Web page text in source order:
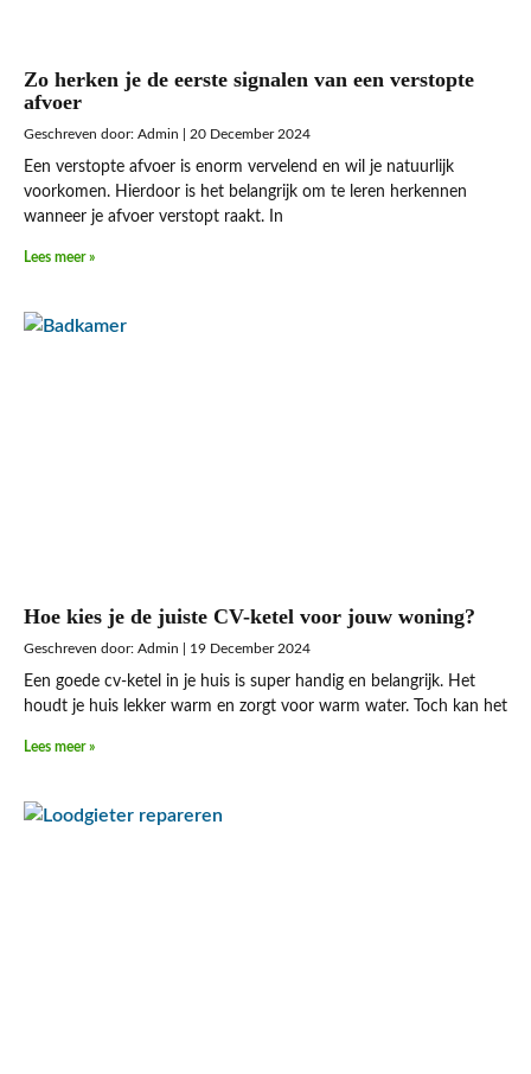
Zo herken je de eerste signalen van een verstopte
afvoer
Admin 20 December 2024
Een verstopte afvoer is enorm vervelend en wil je natuurlijk
voorkomen. Hierdoor is het belangrijk om te leren herkennen
wanneer je afvoer verstopt raakt. In
Lees meer »
Hoe kies je de juiste CV-ketel voor jouw woning?
Admin 19 December 2024
Een goede cv-ketel in je huis is super handig en belangrijk. Het
houdt je huis lekker warm en zorgt voor warm water. Toch kan het
Lees meer »